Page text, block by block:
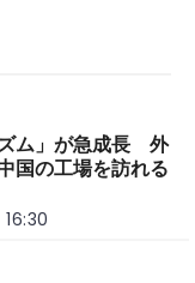
ズム」が急成長 外
国の工場を訪れる